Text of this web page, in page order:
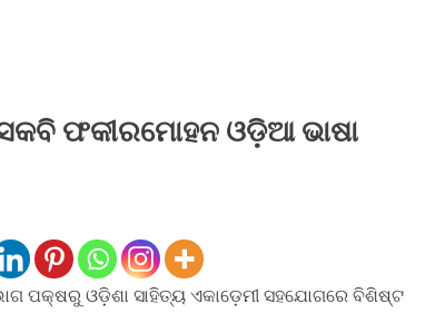
ଫକୀରମୋହନ ଓଡ଼ିଆ ଭାଷା
ପକ୍ଷରୁ ଓଡ଼ିଶା ସାହିତ୍ୟ ଏକାଡ଼େମୀ ସହଯୋଗରେ ବିଶିଷ୍ଟ